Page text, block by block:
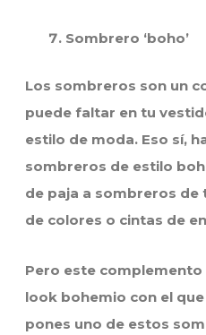
Sombrero ‘boho’
Los sombreros son un
puede faltar en tu
estilo de moda. Eso sí,
sombreros de estilo
de paja a sombreros
de colores o cintas de
Pero este
look bohemio con el
pones uno de estos